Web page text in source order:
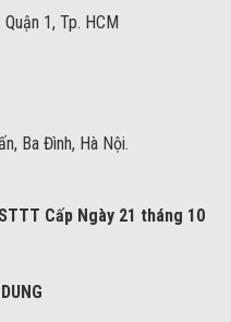
1, Tp. HCM
Ba Đình, Hà Nội.
Cấp Ngày 21 tháng 10